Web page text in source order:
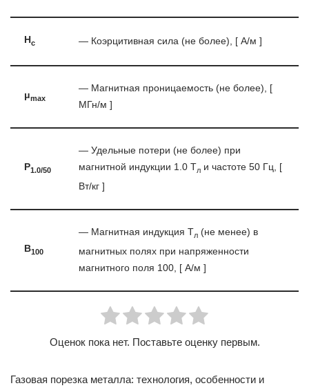
Hc — Коэрцитивная сила (не более), [ А/м ]
μmax
— Магнитная проницаемость (не более), [
МГн/м ]
P1.0/50
— Удельные потери (не более) при
магнитной индукции 1.0 Тл и частоте 50 Гц, [
Вт/кг ]
B100
— Магнитная индукция Tл (не менее) в
магнитных полях при напряженности
магнитного поля 100, [ А/м ]
Оценок пока нет. Поставьте оценку первым.
Газовая порезка металла: технология, особенности и